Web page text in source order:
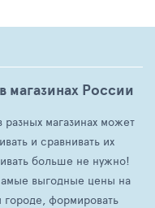
магазинах России
магазинах может
и сравнивать их
больше не нужно!
выгодные цены на
формировать